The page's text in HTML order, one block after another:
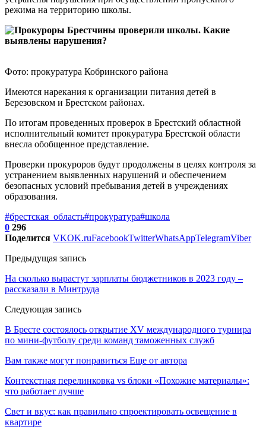
режима на территорию школы.
Фото: прокуратура Кобринского района
Имеются нарекания к организации питания детей в
Березовском и Брестском районах.
По итогам проведенных проверок в Брестский областной
исполнительный комитет прокуратура Брестской области
внесла обобщенное представление.
Проверки прокуроров будут продолжены в целях контроля за
устранением выявленных нарушений и обеспечением
безопасных условий пребывания детей в учреждениях
образования.
#брестская_область#прокуратура#школа
0 296
Поделится VKOK.ruFacebookTwitterWhatsAppTelegramViber
Предыдущая запись
На сколько вырастут зарплаты бюджетников в 2023 году –
рассказали в Минтруда
Следующая запись
В Бресте состоялось открытие XV международного турнира
по мини-футболу среди команд таможенных служб
Вам также могут понравиться Еще от автора
Контекстная перелинковка vs блоки «Похожие материалы»:
что работает лучше
Свет и вкус: как правильно спроектировать освещение в
квартире